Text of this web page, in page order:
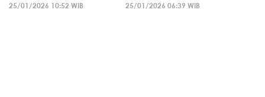
25/01/2026 10:52 WIB
25/01/2026 06:39 WIB